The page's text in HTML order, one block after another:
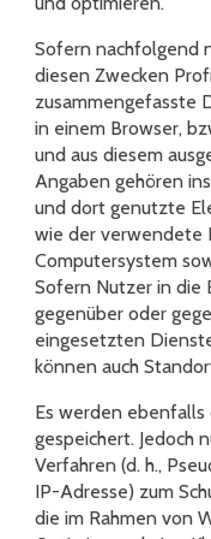
Sofern nachfolgend
diesen Zwecken
zusammengefasste
in einem Browser,
und aus diesem
Angaben gehören
und dort genutzte
wie der verwendete
Computersystem
Sofern Nutzer in die
gegenüber oder
eingesetzten
können auch
Es werden
gespeichert. Jedoch
Verfahren (d. h.,
IP-Adresse) zum
die im Rahmen von